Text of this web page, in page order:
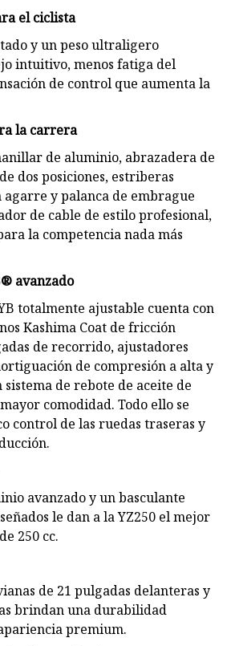
el ciclista
y un peso ultraligero
intuitivo, menos fatiga del
de control que aumenta la
la carrera
de aluminio, abrazadera de
dos posiciones, estriberas
agarre y palanca de embrague
de cable de estilo profesional,
la competencia nada más
avanzado
totalmente ajustable cuenta con
Kashima Coat de fricción
de recorrido, ajustadores
de compresión a alta y
de rebote de aceite de
comodidad. Todo ello se
control de las ruedas traseras y
avanzado y un basculante
le dan a la YZ250 el mejor
250 cc.
de 21 pulgadas delanteras y
brindan una durabilidad
premium.